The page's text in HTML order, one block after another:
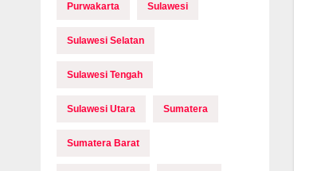
Purwakarta Sulawesi
Sulawesi Selatan
Sulawesi Tengah
Sulawesi Utara Sumatera
Sumatera Barat